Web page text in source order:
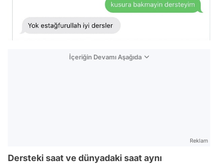
İçeriğin Devamı Aşağıda
Reklam
Dersteki saat ve dünyadaki saat aynı